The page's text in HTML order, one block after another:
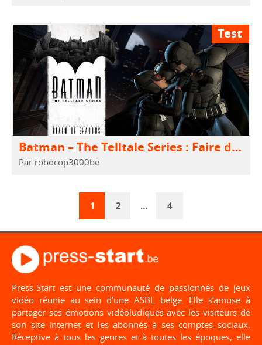
Test
Batman – The Telltale Series : Faire du neuf avec de l’ancien…
Par robocop3000be
1 2 … 4
Press-Start est une communauté de passionnés de jeux
vidéo réunie au sein d’une ASBL belge. Elle s’amuse à
partager ses émotions vidéoludiques avec les visiteurs de
son site internet et les abonnés à ses comptes sociaux.
Réceptive à tous les genres et à toutes les époques, elle